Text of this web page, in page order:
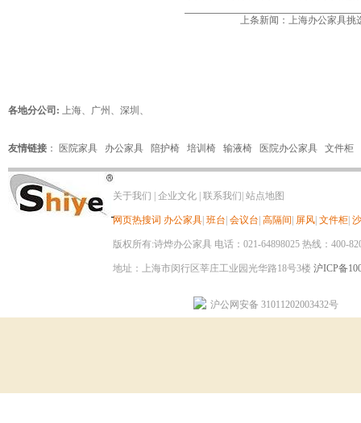
上条新闻： 上海办公家具挑
各地分公司: 上海、 广州 、 深圳 、
友情链接 ： 医院家具 办公家具 陪护椅 培训椅 输液椅 医院办公家具 文件柜
关于我们 企业文化 联系我们 站点地图
网页热搜词 办公家具 班台 会议台 高隔间 屏风 文件柜
版权所有:诗烨办公家具 电话：021-64898025 热线：400-
地址：上海市闵行区莘庄工业园光华路18号3楼 沪ICP备
沪公网安备 31011202003432号